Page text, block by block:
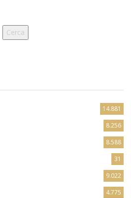
Cerca
14.881
8.256
8.588
31
9.022
4.775